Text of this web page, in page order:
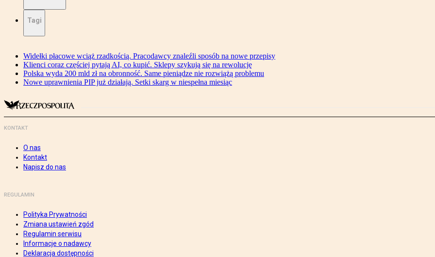
Tagi
Widełki płacowe wciąż rzadkością. Pracodawcy znaleźli sposób na nowe przepisy
Klienci coraz częściej pytają AI, co kupić. Sklepy szykują się na rewolucję
Polska wyda 200 mld zł na obronność. Same pieniądze nie rozwiążą problemu
Nowe uprawnienia PIP już działają. Setki skarg w niespełna miesiąc
KONTAKT
O nas
Kontakt
Napisz do nas
REGULAMIN
Polityka Prywatności
Zmiana ustawień zgód
Regulamin serwisu
Informacje o nadawcy
Deklaracja dostępności